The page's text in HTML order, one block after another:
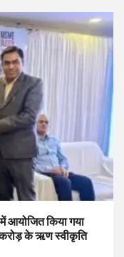
किया गया
करोड़ के ऋण स्वीकृति